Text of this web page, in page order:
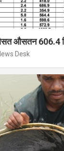
औसतन 606.4
Desk